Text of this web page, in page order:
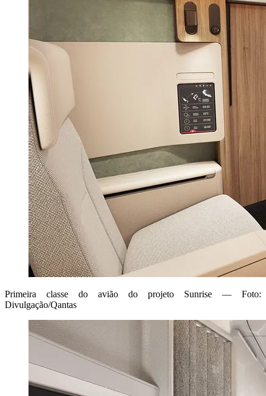
Primeira classe do avião do projeto Sunrise — Foto:
Divulgação/Qantas